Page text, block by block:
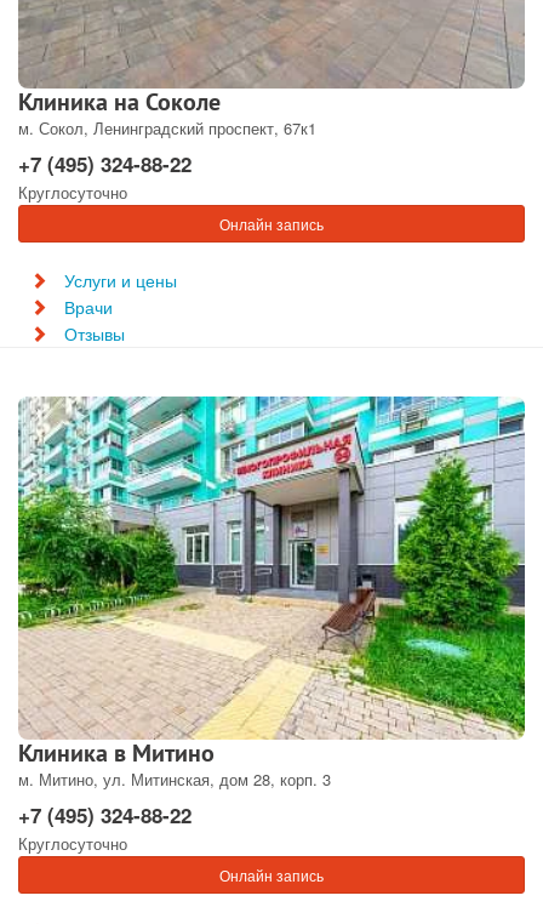
Клиника на Соколе
м. Сокол, Ленинградский проспект, 67к1
+7 (495) 324-88-22
Круглосуточно
Онлайн запись
Услуги и цены
Врачи
Отзывы
Клиника в Митино
м. Митино, ул. Митинская, дом 28, корп. 3
+7 (495) 324-88-22
Круглосуточно
Онлайн запись